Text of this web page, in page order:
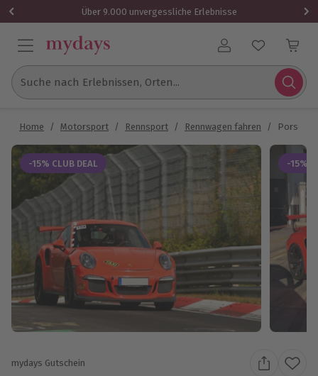
Über 9.000 unvergessliche Erlebnisse
Benutzerkonto
Suche nach Erlebnissen, Orten...
Home / Motorsport / Rennsport / Rennwagen fahren / Porsche
-15% CLUB DEAL -15%
mydays Gutschein